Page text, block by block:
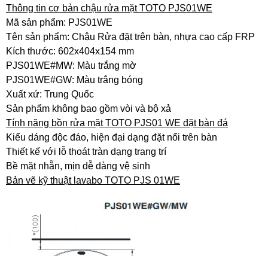
Thông tin cơ bản chậu rửa mặt TOTO PJS01WE
Mã sản phẩm: PJS01WE
Tên sản phẩm: Chậu Rửa đặt trên bàn, nhựa cao cấp FRP
Kích thước: 602x404x154 mm
PJS01WE#MW: Màu trắng mờ
PJS01WE#GW: Màu trắng bóng
Xuất xứ: Trung Quốc
Sản phẩm không bao gồm vòi và bộ xả
Tính năng bồn rửa mặt TOTO PJS01 WE đặt bàn đá
Kiểu dáng độc đáo, hiện đại dạng đặt nổi trên bàn
Thiết kế với lỗ thoát tràn dạng trang trí
Bề mặt nhẵn, mịn dễ dàng vệ sinh
Bản vẽ kỹ thuật lavabo TOTO PJS 01WE